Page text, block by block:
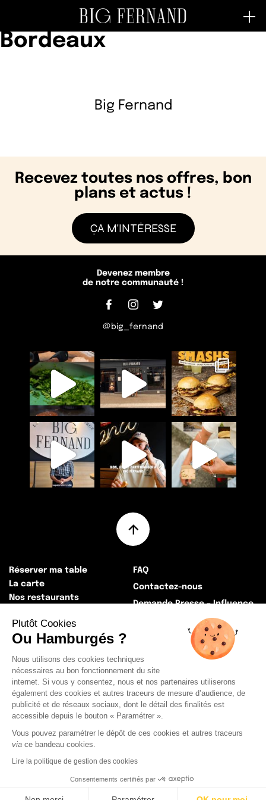
Store Category :
Bordeaux
Big Fernand
Recevez toutes nos offres, bon
plans et actus !
ÇA M'INTÉRESSE
Devenez membre
de notre communauté !
@big_fernand
Mentions légales CGU
Réserver ma table
La carte
Nos restaurants
Nos actualités
FAQ
Contactez-nous
Demande Presse – Influence
Devenez Franchisé !
Rejoignez-nous !
Récapitulatif Index égalité
professionnelle
La Presse
Plutôt Cookies
Ou Hamburgés ?
Nous utilisons des cookies techniques
nécessaires au bon fonctionnement du site
internet. Si vous y consentez, nous et nos partenaires utiliserons
également des cookies et autres traceurs de mesure d’audience, de
publicité et de réseaux sociaux, dont le détail des finalités est
accessible depuis le bouton « Paramétrer ».
Vous pouvez paramétrer le dépôt de ces cookies et autres traceurs
via ce bandeau cookies.
Lire la politique de gestion des cookies
Consentements certifiés par